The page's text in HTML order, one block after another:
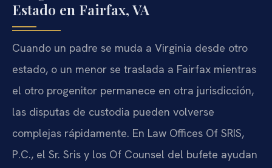
Estado en Fairfax, VA
Cuando un padre se muda a Virginia desde otro
estado, o un menor se traslada a Fairfax mientras
el otro progenitor permanece en otra jurisdicción,
las disputas de custodia pueden volverse
complejas rápidamente. En Law Offices Of SRIS,
P.C., el Sr. Sris y los Of Counsel del bufete ayudan